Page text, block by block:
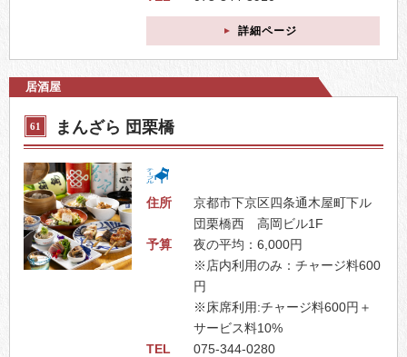
詳細ページ
居酒屋
61 まんざら 団栗橋
住所
京都市下京区四条通木屋町下ル
団栗橋西 高岡ビル1F
予算
夜の平均：6,000円
※店内利用のみ：チャージ料600
円
※床席利用:チャージ料600円＋
サービス料10%
TEL
075-344-0280